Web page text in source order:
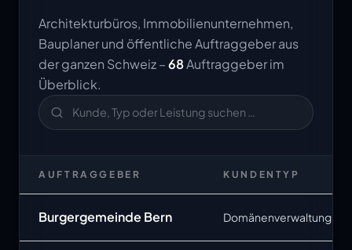
Architekturbüros, Immobilienunternehmen,
Bauplaner und öffentliche Auftraggeber aus
der ganzen Schweiz –68Auftraggeber im
Überblick.
AUFTRAGGEBER KUNDENTYP
Burgergemeinde Bern Domänenverwaltung